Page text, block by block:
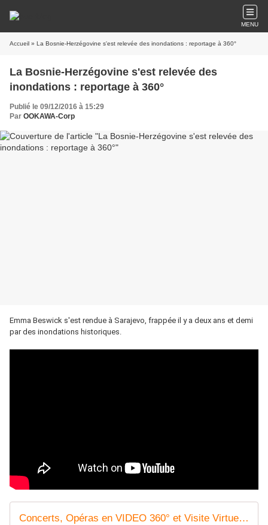
MENU
Accueil » La Bosnie-Herzégovine s'est relevée des inondations : reportage à 360°
La Bosnie-Herzégovine s'est relevée des
inondations : reportage à 360°
Publié le 09/12/2016 à 15:29
Par OOKAWA-Corp
Emma Beswick s'est rendue à Sarajevo, frappée il y a deux ans et demi
par des inondations historiques.
Concerts, Opéras en VIDEO 360° et Visite Virtuelle à 360° grâce au Google Cultural Institute - OOKAWA Corp.